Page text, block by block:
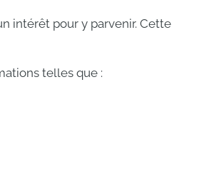
intérêt pour y parvenir. Cette
telles que :